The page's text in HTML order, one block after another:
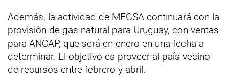
Además, la actividad de MEGSA continuará con la
provisión de gas natural para Uruguay, con ventas
para ANCAP, que será en enero en una fecha a
determinar. El objetivo es proveer al país vecino
de recursos entre febrero y abril.